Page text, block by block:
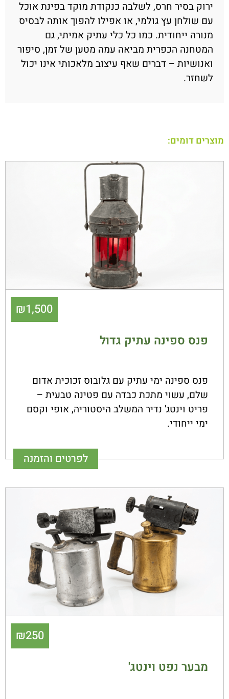
ירוק בסיר חרס, לשלבה כנקודת מוקד בפינת אוכל
עם שולחן עץ גולמי, או אפילו להפוך אותה לבסיס
מנורה ייחודית. כמו כל כלי עתיק אמיתי, גם
המטחנה הכפרית מביאה עמה מטען של זמן, סיפור
ואנושיות – דברים שאף עיצוב מלאכותי אינו יכול
לשחזר.
מוצרים דומים:
₪1,500
פנס ספינה עתיק גדול
פנס ספינה ימי עתיק עם גלובוס זכוכית אדום
שלם, עשוי מתכת כבדה עם פטינה טבעית –
פריט וינטג' נדיר המשלב היסטוריה, אופי וקסם
ימי ייחודי.
לפרטים והזמנה
₪250
מבער נפט וינטג'